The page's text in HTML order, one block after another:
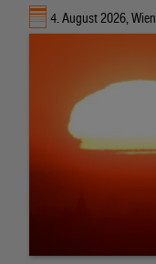
4. August 2026, Wien